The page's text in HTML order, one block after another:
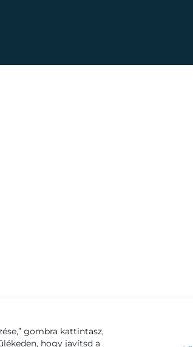
gombra kattintasz,
hogy javítsd a